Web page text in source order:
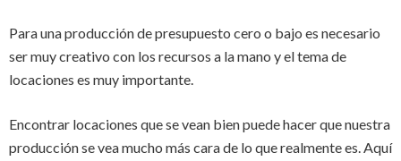
Para una producción de presupuesto cero o bajo es necesario
ser muy creativo con los recursos a la mano y el tema de
locaciones es muy importante.
Encontrar locaciones que se vean bien puede hacer que nuestra
producción se vea mucho más cara de lo que realmente es. Aquí